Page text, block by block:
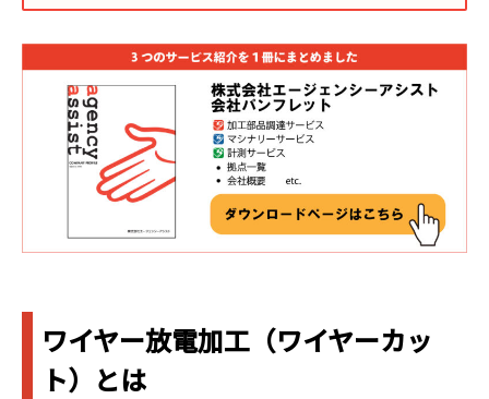
ワイヤー放電加工（ワイヤーカッ
ト）とは